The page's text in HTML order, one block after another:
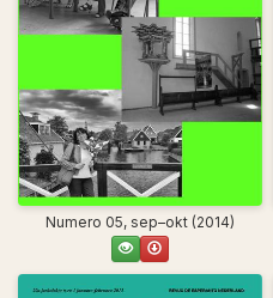
Numero 05, sep–okt (2014)